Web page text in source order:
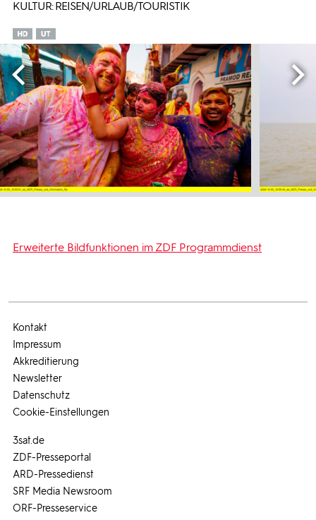
KULTUR: REISEN/URLAUB/TOURISTIK
Erweiterte Bildfunktionen im ZDF Programmdienst
3sat.de
ZDF-Presseportal
ARD-Pressedienst
SRF Media Newsroom
ORF-Presseservice
Kontakt
Impressum
Akkreditierung
Newsletter
Datenschutz
Cookie-Einstellungen